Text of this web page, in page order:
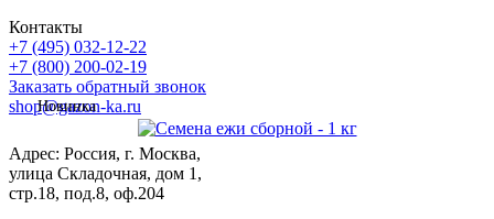
Новинка
Контакты
+7 (495) 032-12-22
+7 (800) 200-02-19
Заказать обратный звонок
shop@gazon-ka.ru
Адрес: Россия, г. Москва,
улица Складочная, дом 1,
стр.18, под.8, оф.204